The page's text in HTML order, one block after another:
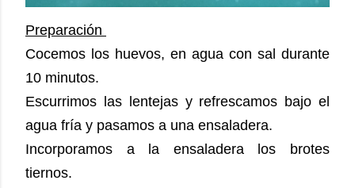
Preparación
Cocemos los huevos, en agua con sal durante
10 minutos.
Escurrimos las lentejas y refrescamos bajo el
agua fría y pasamos a una ensaladera.
Incorporamos a la ensaladera los brotes
tiernos.